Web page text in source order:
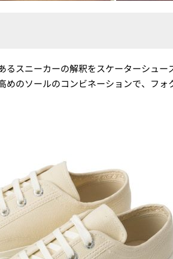
るスニーカーの解釈をスケーターシュ
めのソールのコンビネーションで、フ